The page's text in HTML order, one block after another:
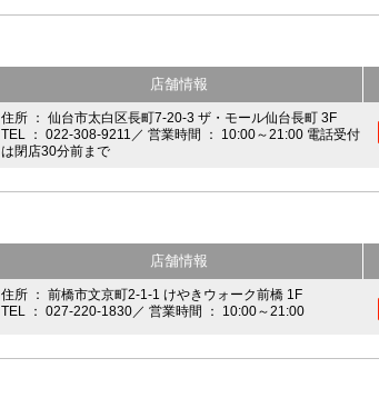
店舗情報
住所 ： 仙台市太白区長町7-20-3 ザ・モール仙台長町 3F
TEL ： 022-308-9211／ 営業時間 ： 10:00～21:00 電話受付
は閉店30分前まで
店舗情報
住所 ： 前橋市文京町2-1-1 けやきウォーク前橋 1F
TEL ： 027-220-1830／ 営業時間 ： 10:00～21:00